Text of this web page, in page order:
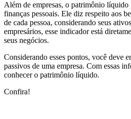
Além de empresas, o patrimônio líquido
finanças pessoais. Ele diz respeito aos
de cada pessoa, considerando seus
empresários, esse indicador está
seus negócios.
Considerando esses pontos, você deve
passivos de uma empresa. Com essas
conhecer o patrimônio líquido.
Confira!